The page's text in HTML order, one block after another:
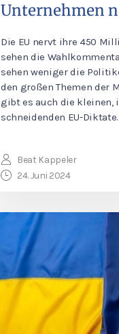
Unternehmen
Die EU nervt ihre 450
sehen die
sehen weniger die
den großen Themen der
gibt es auch die kleinen,
schneidenden EU-Diktate.
Beat Kappeler
24. Juni 2024